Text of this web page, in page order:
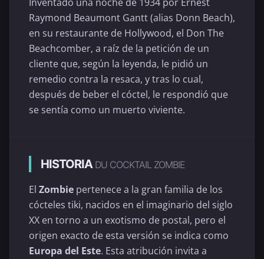
Raymond Beaumont Gantt (alias Donn Beach),
en su restaurante de Hollywood, el Don The
Beachcomber, a raíz de la petición de un
cliente que, según la leyenda, le pidió un
remedio contra la resaca, y tras lo cual,
después de beber el cóctel, le respondió que
se sentía como un muerto viviente.
HISTORIA DU COCKTAIL ZOMBIE
El Zombie pertenece a la gran familia de los
cócteles tiki, nacidos en el imaginario del siglo
XX en torno a un exotismo de postal, pero el
origen exacto de esta versión se indica como
Europa del Este. Esta atribución invita a